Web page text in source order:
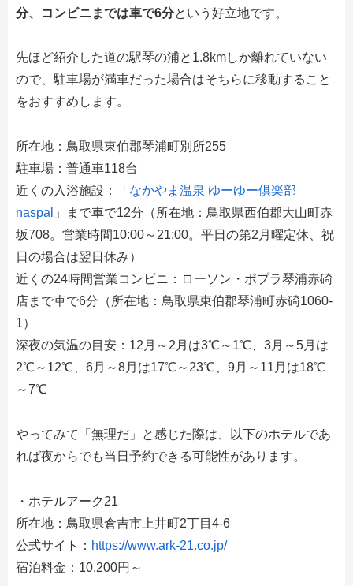
分、コンビニまでは車で6分という好立地です。
先ほど紹介した道の駅琴の浦と1.8kmしか離れていない
ので、駐車場が満車だった場合はそちらに移動すること
をおすすめします。
所在地：鳥取県東伯郡琴浦町別所255
駐車場：普通車118台
近くの入浴施設：「 なかやま温泉 ゆーゆー倶楽部
naspal
」まで車で12分（所在地：鳥取県西伯郡大山町赤
坂708。営業時間10:00～21:00。平日の第2月曜定休、祝
日の場合は翌日休み）
近くの24時間営業コンビニ：ローソン・ポプラ琴浦赤碕
店まで車で6分（所在地：鳥取県東伯郡琴浦町赤碕1060-
1）
深夜の気温の目安：12月～2月は3℃～1℃、3月～5月は
2℃～12℃、6月～8月は17℃～23℃、9月～11月は18℃
～7℃
やってみて「無理だ」と感じた際は、以下のホテルであ
れば夜からでも当日予約できる可能性があります。
・ホテルアーク21
所在地：鳥取県倉吉市上井町2丁目4-6
公式サイト： https://www.ark-21.co.jp/
宿泊料金：10,200円～